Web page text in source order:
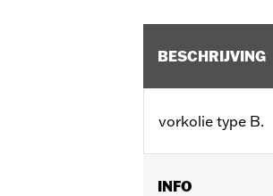
BESCHRIJVING
vorkolie type B.
INFO